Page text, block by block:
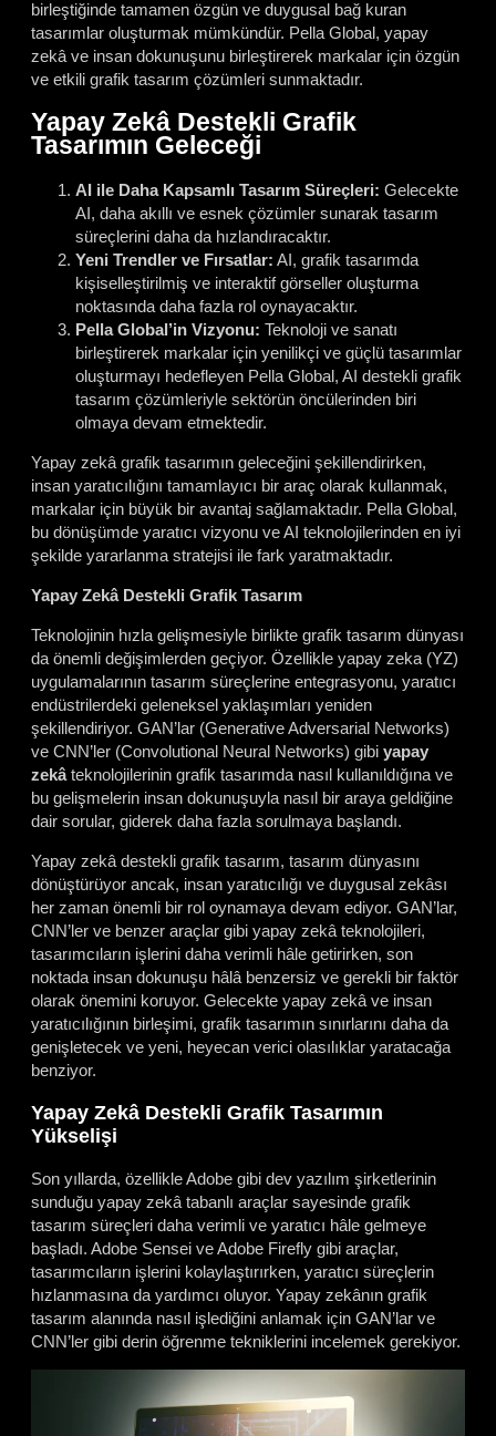
birleştiğinde tamamen özgün ve duygusal bağ kuran
tasarımlar oluşturmak mümkündür. Pella Global, yapay
zekâ ve insan dokunuşunu birleştirerek markalar için özgün
ve etkili grafik tasarım çözümleri sunmaktadır.
Yapay Zekâ Destekli Grafik
Tasarımın Geleceği
AI ile Daha Kapsamlı Tasarım Süreçleri: Gelecekte
AI, daha akıllı ve esnek çözümler sunarak tasarım
süreçlerini daha da hızlandıracaktır.
Yeni Trendler ve Fırsatlar: AI, grafik tasarımda
kişiselleştirilmiş ve interaktif görseller oluşturma
noktasında daha fazla rol oynayacaktır.
Pella Global’in Vizyonu: Teknoloji ve sanatı
birleştirerek markalar için yenilikçi ve güçlü tasarımlar
oluşturmayı hedefleyen Pella Global, AI destekli grafik
tasarım çözümleriyle sektörün öncülerinden biri
olmaya devam etmektedir.
Yapay zekâ grafik tasarımın geleceğini şekillendirirken,
insan yaratıcılığını tamamlayıcı bir araç olarak kullanmak,
markalar için büyük bir avantaj sağlamaktadır. Pella Global,
bu dönüşümde yaratıcı vizyonu ve AI teknolojilerinden en iyi
şekilde yararlanma stratejisi ile fark yaratmaktadır.
Yapay Zekâ Destekli Grafik Tasarım
Teknolojinin hızla gelişmesiyle birlikte grafik tasarım dünyası
da önemli değişimlerden geçiyor. Özellikle yapay zeka (YZ)
uygulamalarının tasarım süreçlerine entegrasyonu, yaratıcı
endüstrilerdeki geleneksel yaklaşımları yeniden
şekillendiriyor. GAN’lar (Generative Adversarial Networks)
ve CNN’ler (Convolutional Neural Networks) gibi yapay
zekâteknolojilerinin grafik tasarımda nasıl kullanıldığına ve
bu gelişmelerin insan dokunuşuyla nasıl bir araya geldiğine
dair sorular, giderek daha fazla sorulmaya başlandı.
Yapay zekâ destekli grafik tasarım, tasarım dünyasını
dönüştürüyor ancak, insan yaratıcılığı ve duygusal zekâsı
her zaman önemli bir rol oynamaya devam ediyor. GAN’lar,
CNN’ler ve benzer araçlar gibi yapay zekâ teknolojileri,
tasarımcıların işlerini daha verimli hâle getirirken, son
noktada insan dokunuşu hâlâ benzersiz ve gerekli bir faktör
olarak önemini koruyor. Gelecekte yapay zekâ ve insan
yaratıcılığının birleşimi, grafik tasarımın sınırlarını daha da
genişletecek ve yeni, heyecan verici olasılıklar yaratacağa
benziyor.
Yapay Zekâ Destekli Grafik Tasarımın
Yükselişi
Son yıllarda, özellikle Adobe gibi dev yazılım şirketlerinin
sunduğu yapay zekâ tabanlı araçlar sayesinde grafik
tasarım süreçleri daha verimli ve yaratıcı hâle gelmeye
başladı. Adobe Sensei ve Adobe Firefly gibi araçlar,
tasarımcıların işlerini kolaylaştırırken, yaratıcı süreçlerin
hızlanmasına da yardımcı oluyor. Yapay zekânın grafik
tasarım alanında nasıl işlediğini anlamak için GAN’lar ve
CNN’ler gibi derin öğrenme tekniklerini incelemek gerekiyor.